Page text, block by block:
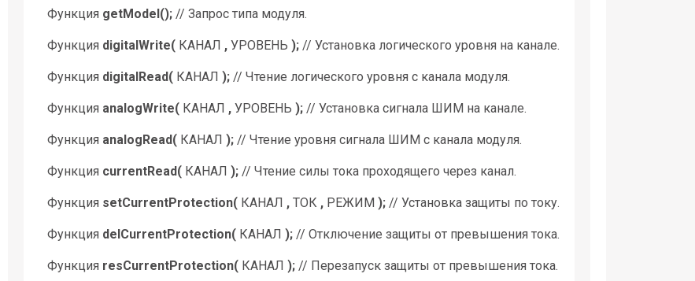
Функция getModel(); // Запрос типа модуля.
Функция digitalWrite( КАНАЛ , УРОВЕНЬ ); // Установка логического уровня на канале.
Функция digitalRead( КАНАЛ ); // Чтение логического уровня с канала модуля.
Функция analogWrite( КАНАЛ , УРОВЕНЬ ); // Установка сигнала ШИМ на канале.
Функция analogRead( КАНАЛ ); // Чтение уровня сигнала ШИМ с канала модуля.
Функция currentRead( КАНАЛ ); // Чтение силы тока проходящего через канал.
Функция setCurrentProtection( КАНАЛ , ТОК , РЕЖИМ ); // Установка защиты по току.
Функция delCurrentProtection( КАНАЛ ); // Отключение защиты от превышения тока.
Функция resCurrentProtection( КАНАЛ ); // Перезапуск защиты от превышения тока.